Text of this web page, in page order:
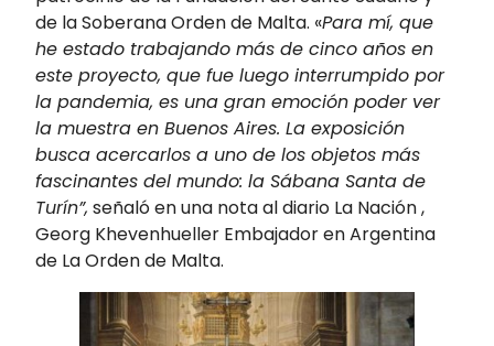
de la Soberana Orden de Malta. «Para mí, que
he estado trabajando más de cinco años en
este proyecto, que fue luego interrumpido por
la pandemia, es una gran emoción poder ver
la muestra en Buenos Aires. La exposición
busca acercarlos a uno de los objetos más
fascinantes del mundo: la Sábana Santa de
Turín”, señaló en una nota al diario La Nación ,
Georg Khevenhueller Embajador en Argentina
de La Orden de Malta.